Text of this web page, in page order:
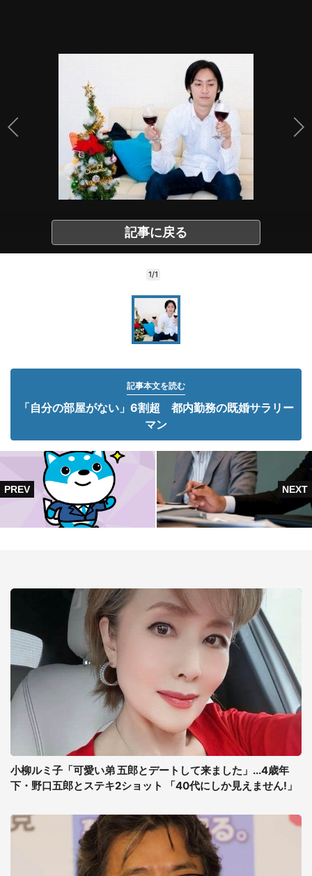
記事に戻る
1/1
記事本文を読む
「自分の部屋がない」6割超 都内勤務の既婚サラリー
マン
小柳ルミ子「可愛い弟 五郎とデートして来ました」...4歳年
下・野口五郎とステキ2ショット 「40代にしか見えません!」